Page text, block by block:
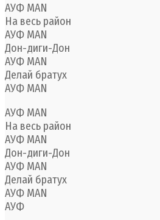
АУФ MAN
На весь район
АУФ MAN
Дон-диги-Дон
АУФ MAN
Делай братух
АУФ MAN
АУФ MAN
На весь район
АУФ MAN
Дон-диги-Дон
АУФ MAN
Делай братух
АУФ MAN
АУФ